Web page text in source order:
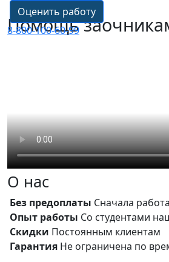
Оценить работу
8-800-100-60-99
Помощь
О нас
Без предоплаты Cначала
Опыт работы Со студентами
Скидки Постоянным клиентам
Гарантия Не ограничена по